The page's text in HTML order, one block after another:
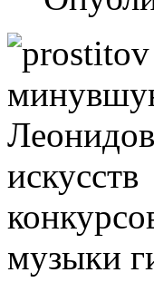
музыки